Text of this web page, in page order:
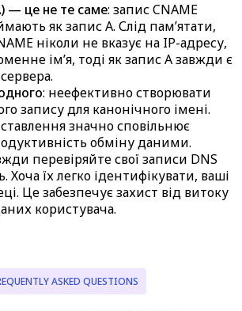
— це не те саме: запис CNAME
як запис A. Слід пам’ятати,
ніколи не вказує на IP-адресу,
ім’я, тоді як запис A завжди є
: неефективно створювати
запису для канонічного імені.
значно сповільнює
обміну даними.
перевіряйте свої записи DNS
Хоча їх легко ідентифікувати, ваші
Це забезпечує захист від витоку
користувача.
ASKED QUESTIONS